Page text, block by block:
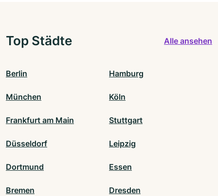
Top Städte Alle ansehen
Berlin Hamburg
München Köln
Frankfurt am Main Stuttgart
Düsseldorf Leipzig
Dortmund Essen
Bremen Dresden